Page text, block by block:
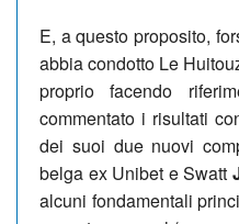
E, a questo proposito,
abbia condotto Le
proprio facendo
commentato i risultati
dei suoi due nuovi
belga ex Unibet e Swatt
alcuni fondamentali